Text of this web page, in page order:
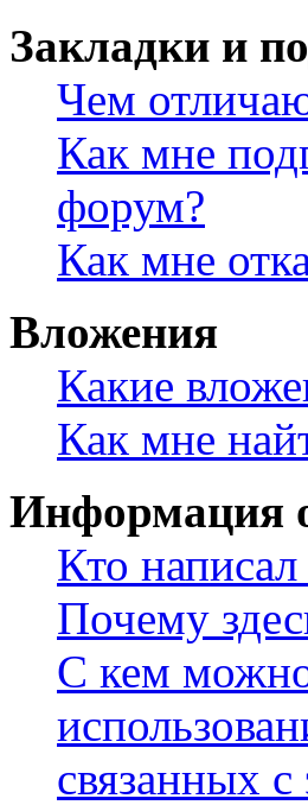
Закладки и
Чем
Как мне
форум?
Как мне
Вложения
Какие
Как мне
Информация
Кто
Почему
С кем можно
связанных